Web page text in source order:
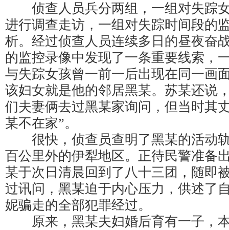
侦查人员兵分两组，一组对失踪
进行调查走访，一组对失踪时间段的
析。经过侦查人员连续多日的昼夜奋
的监控录像中发现了一条重要线索，
与失踪女孩曾一前一后出现在同一画
该妇女就是他的邻居黑某。苏某还说
们夫妻俩去过黑某家询问，但当时其
某不在家”。
很快，侦查员查明了黑某的活动
百公里外的伊犁地区。正待民警准备
某于次日清晨回到了八十三团，随即
过讯问，黑某迫于内心压力，供述了
妮骗走的全部犯罪经过。
原来，黑某夫妇婚后育有一子，